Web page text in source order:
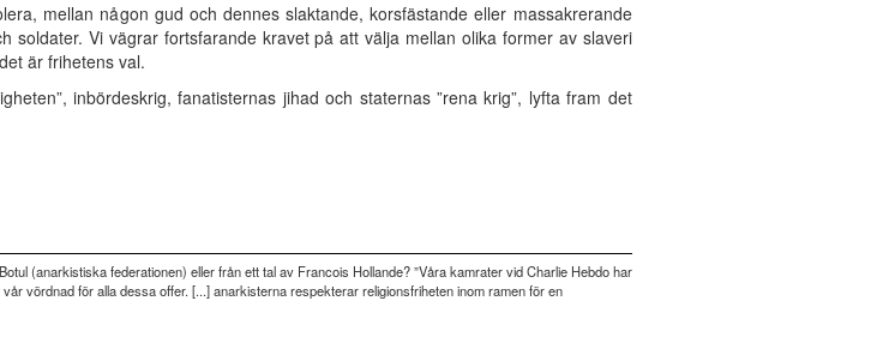
mellan någon gud och dennes slaktande, korsfästande eller massakrerande
soldater. Vi vägrar fortsfarande kravet på att välja mellan olika former av slaveri
är frihetens val.
inbördeskrig, fanatisternas jihad och staternas ”rena krig”, lyfta fram det
(anarkistiska federationen) eller från ett tal av Francois Hollande? ”Våra kamrater vid Charlie Hebdo har
vördnad för alla dessa offer. [...] anarkisterna respekterar religionsfriheten inom ramen för en